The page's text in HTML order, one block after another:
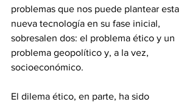
problemas que nos puede plantear esta
nueva tecnología en su fase inicial,
sobresalen dos: el problema ético y un
problema geopolítico y, a la vez,
socioeconómico.
El dilema ético, en parte, ha sido